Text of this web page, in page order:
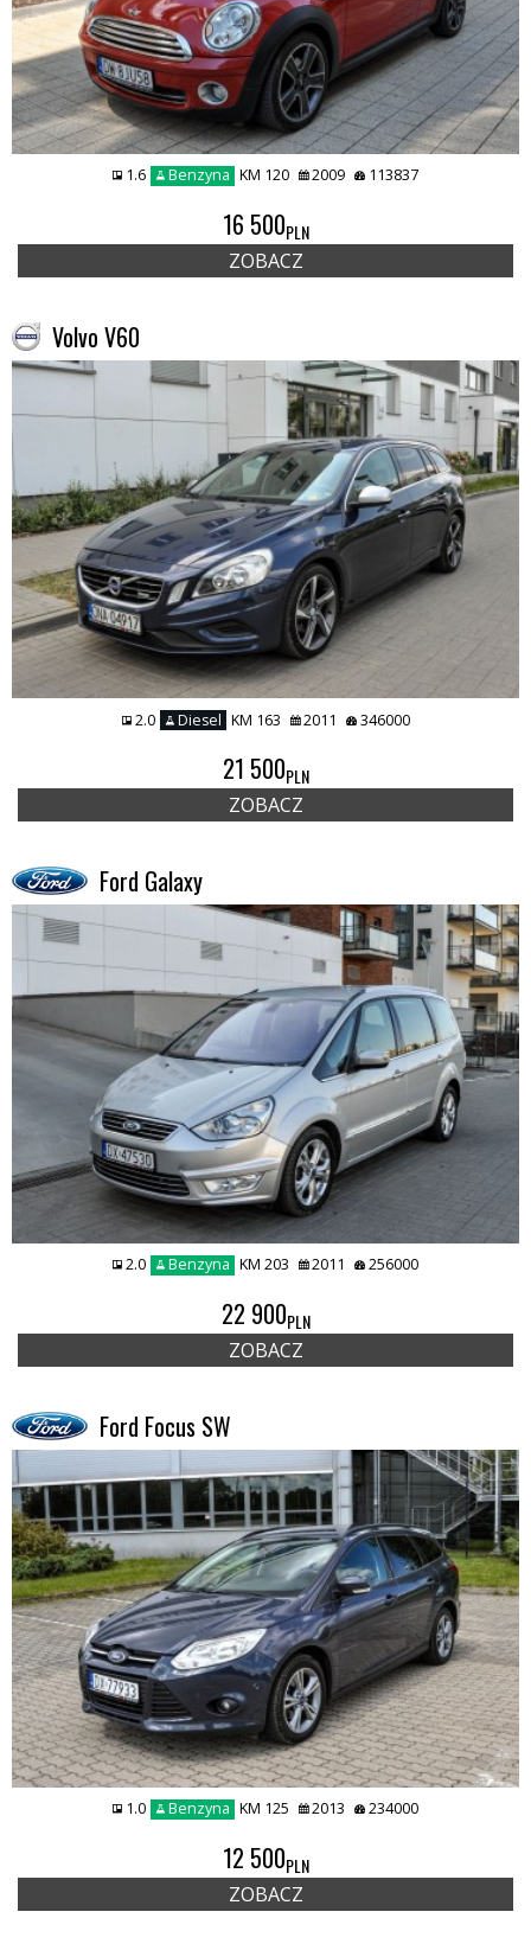
1.6 Benzyna KM 120 2009 113837
16 500PLN
ZOBACZ
Volvo V60
2.0 Diesel KM 163 2011 346000
21 500PLN
ZOBACZ
Ford Galaxy
2.0 Benzyna KM 203 2011 256000
22 900PLN
ZOBACZ
Ford Focus SW
1.0 Benzyna KM 125 2013 234000
12 500PLN
ZOBACZ